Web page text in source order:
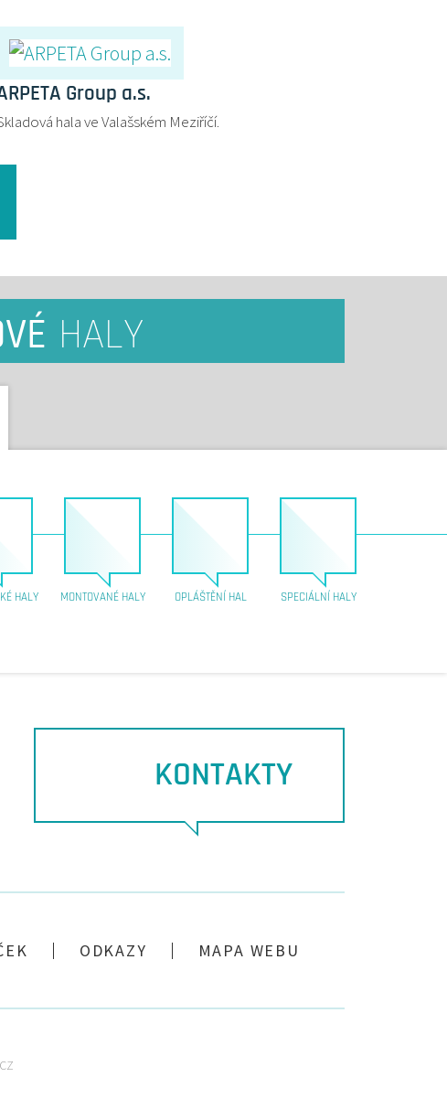
Group a.s.
hala ve Valašském Meziříčí.
HALY
HALY MONTOVANÉ HALY OPLÁŠTĚNÍ HAL SPECIÁLNÍ HALY
KONTAKTY
ODKAZY MAPA WEBU